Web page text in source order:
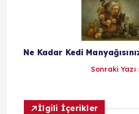
a
Ne Kadar Kedi
Sonraki Yazı
İlgili İçerikler